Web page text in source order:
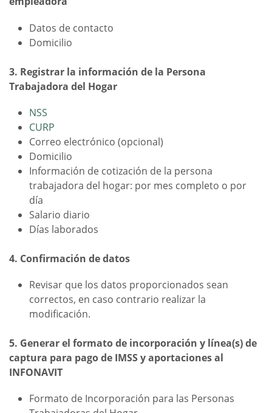
Datos de contacto
Domicilio
3. Registrar la información de la Persona
Trabajadora del Hogar
NSS
CURP
Correo electrónico (opcional)
Domicilio
Información de cotización de la persona
trabajadora del hogar: por mes completo o por
día
Salario diario
Días laborados
4. Confirmación de datos
Revisar que los datos proporcionados sean
correctos, en caso contrario realizar la
modificación.
5. Generar el formato de incorporación y línea(s) de
captura para pago de IMSS y aportaciones al
INFONAVIT
Formato de Incorporación para las Personas